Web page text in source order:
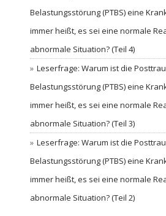
Belastungsstörung (PTBS) eine
immer heißt, es sei eine normale
abnormale Situation? (Teil 4)
Leserfrage: Warum ist die
Belastungsstörung (PTBS) eine
immer heißt, es sei eine normale
abnormale Situation? (Teil 3)
Leserfrage: Warum ist die
Belastungsstörung (PTBS) eine
immer heißt, es sei eine normale
abnormale Situation? (Teil 2)